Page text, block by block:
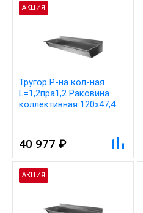
АКЦИЯ
Тругор Р-на кол-ная
L=1,2пра1,2 Раковина
коллективная 120х47,4
40 977 ₽
АКЦИЯ